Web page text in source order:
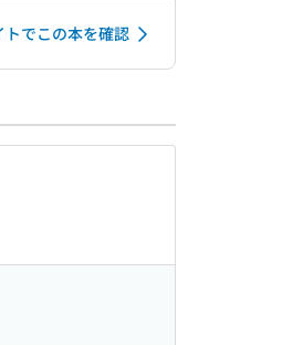
でこの本を確認